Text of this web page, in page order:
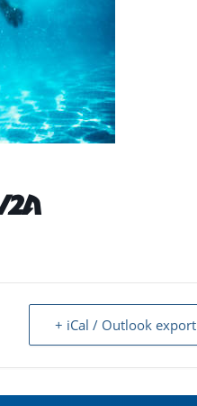
+ iCal / Outlook export